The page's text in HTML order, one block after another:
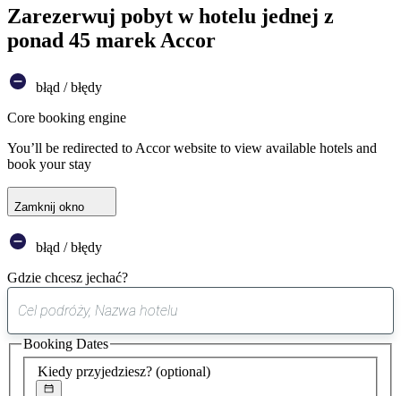
Zarezerwuj pobyt w hotelu jednej z
ponad 45 marek Accor
błąd / błędy
Core booking engine
You’ll be redirected to Accor website to view available hotels and
book your stay
Zamknij okno
błąd / błędy
Gdzie chcesz jechać?
sugestia
została
znaleziona
Kiedy przyjedziesz? (optional)
Booking Dates